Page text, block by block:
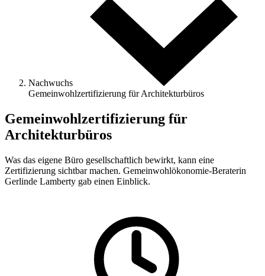
Nachwuchs
Gemeinwohlzertifizierung für Architekturbüros
Gemeinwohlzertifizierung für
Architekturbüros
Was das eigene Büro gesellschaftlich bewirkt, kann eine
Zertifizierung sichtbar machen. Gemeinwohlökonomie-Beraterin
Gerlinde Lamberty gab einen Einblick.